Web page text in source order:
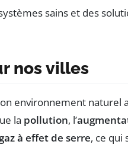
nos villes
environnement naturel
la pollution, l’
gaz à effet de serre, ce qui